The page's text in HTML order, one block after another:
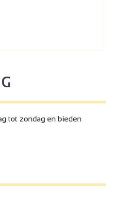
tot zondag en bieden